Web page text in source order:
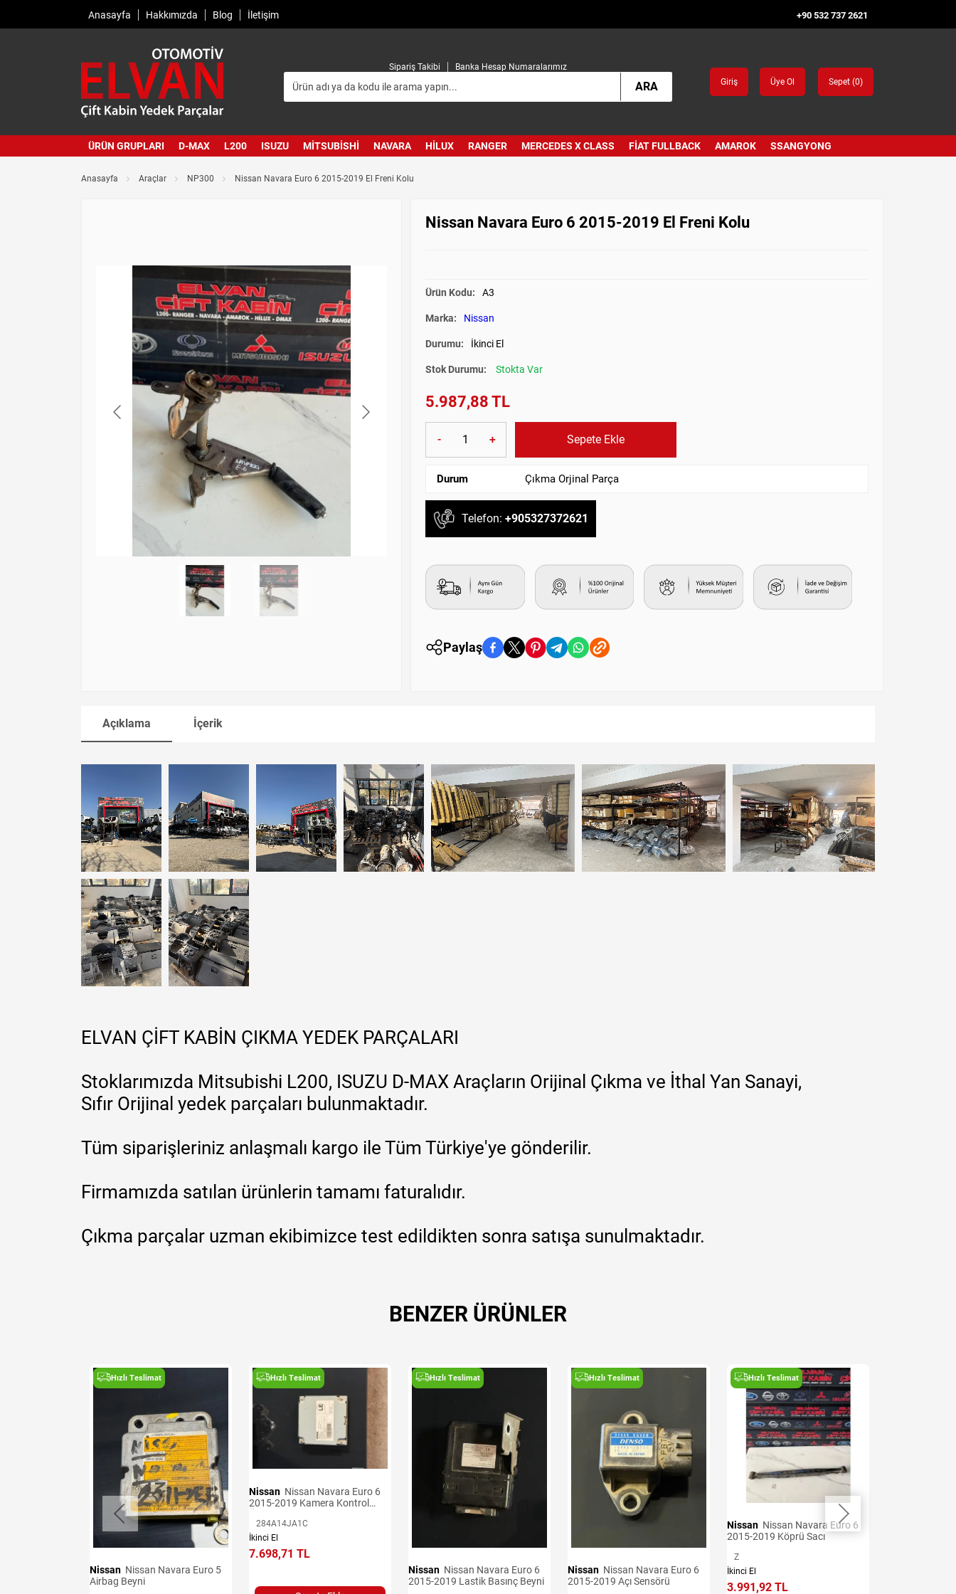
Anasayfa Hakkımızda Blog İletişim +90 532 737 2621
Sipariş Takibi Banka Hesap Numaralarımız
ARA Giriş Üye Ol Sepet (0)
ÜRÜN GRUPLARI D-MAX L200 ISUZU MITSUBISHI NAVARA HILUX RANGER MERCEDES X CLASS FIAT FULLBACK AMAROK SSANGYONG
Anasayfa Araçlar NP300 Nissan Navara Euro 6 2015-2019 El Freni Kolu
Nissan Navara Euro 6 2015-2019 El Freni Kolu
Ürün Kodu: A3
Marka: Nissan
Durumu: İkinci El
Stok Durumu: Stokta Var
5.987,88 TL
- + Sepete Ekle
Durum Çıkma Orjinal Parça
Telefon: +905327372621
Paylaş
Açıklama İçerik
ELVAN ÇİFT KABİN ÇIKMA YEDEK PARÇALARI
Stoklarımızda Mitsubishi L200, ISUZU D-MAX Araçların Orijinal Çıkma ve İthal Yan Sanayi,
Sıfır Orijinal yedek parçaları bulunmaktadır.
Tüm siparişleriniz anlaşmalı kargo ile Tüm Türkiye'ye gönderilir.
Firmamızda satılan ürünlerin tamamı faturalıdır.
Çıkma parçalar uzman ekibimizce test edildikten sonra satışa sunulmaktadır.
BENZER ÜRÜNLER
Hızlı Teslimat
Nissan
Airbag Beyni
Hızlı Teslimat
Nissan
2015-2019 Kamera Kontrol
284A14JA1C
İkinci El
7.698,71 TL
Hızlı Teslimat
Nissan
2015-2019 Lastik Basınç Beyni
Hızlı Teslimat
Nissan
2015-2019 Açı Sensörü
Hızlı Teslimat
Nissan
2015-2019 Köprü Sacı
Z
İkinci El
3.991,92 TL